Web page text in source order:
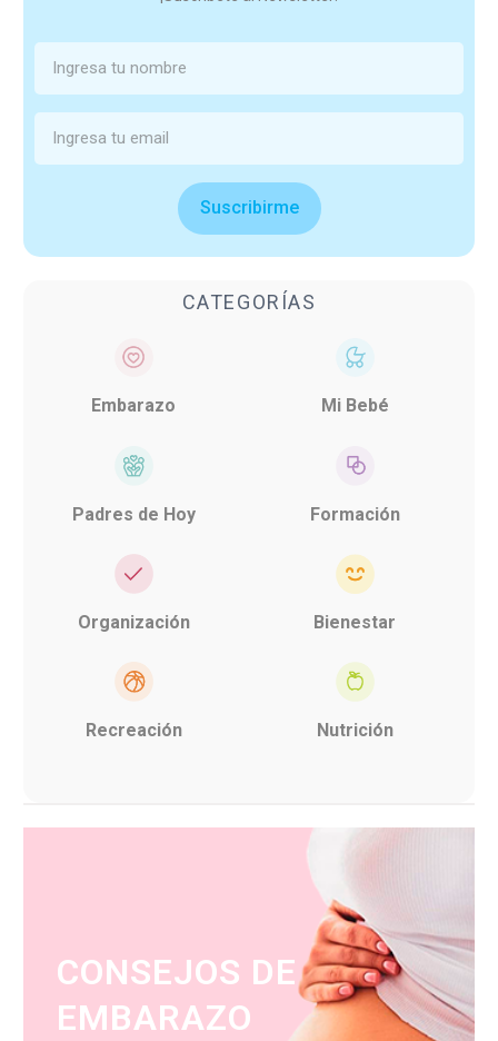
Suscribirme
CATEGORÍAS
Embarazo Mi Bebé
Padres de Hoy Formación
Organización Bienestar
Recreación Nutrición
CONSEJOS DE
EMBARAZO